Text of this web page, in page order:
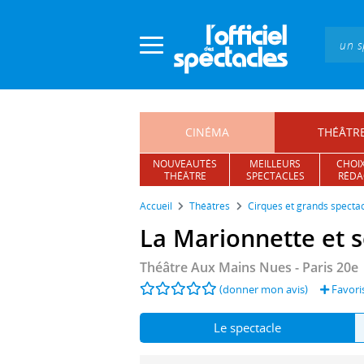
CINÉMA
NOUVEAUTÉS
THÉÂTRE
MEILLEURS
SPECTACLES
Accueil Théâtres Cirques et grands
La Marionnette et
Théâtre Aux Mains Nues - Paris 20e
(donner mon avis)
Le spectacle